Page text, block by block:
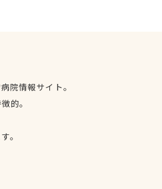
院情報サイト。
的。
。